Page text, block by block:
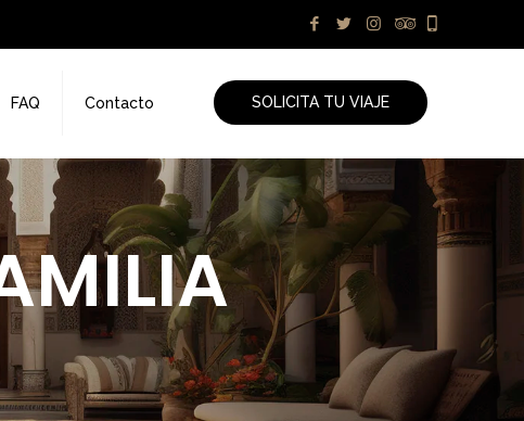
FAQ Contacto SOLICITA TU VIAJE